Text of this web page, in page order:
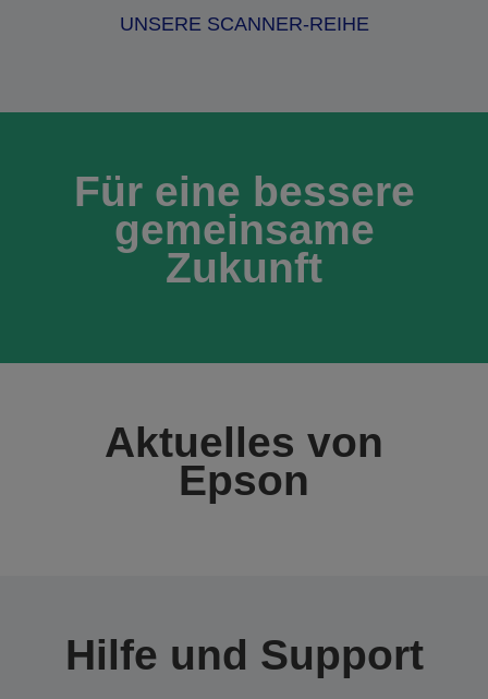
UNSERE SCANNER-REIHE
Für eine bessere
gemeinsame
Zukunft
Aktuelles von
Epson
Hilfe und Support